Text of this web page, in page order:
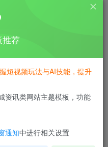
私信
推荐
短视频玩法与AI技能，提升
资讯类网站主题模板，功能
通知中进行相关设置